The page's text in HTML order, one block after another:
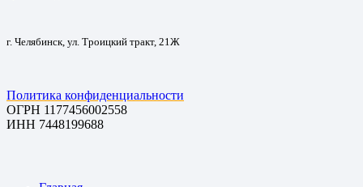
г. Челябинск, ул. Троицкий тракт, 21Ж
Политика конфиденциальности
ОГРН 1177456002558
ИНН 7448199688